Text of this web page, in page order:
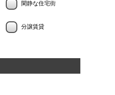
閑静な住宅街
分譲賃貸